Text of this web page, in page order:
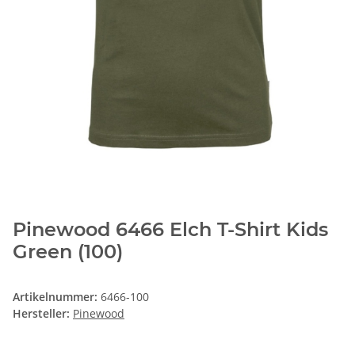
Pinewood 6466 Elch T-Shirt Kids
Green (100)
Artikelnummer: 6466-100
Hersteller: Pinewood